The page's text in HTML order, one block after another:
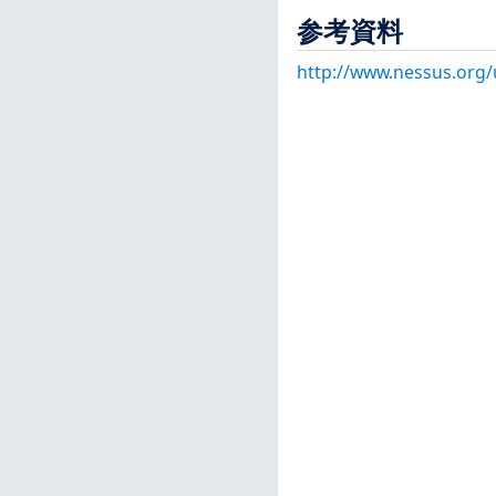
参考資料
http://www.nessus.org/